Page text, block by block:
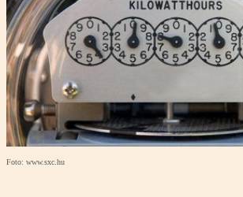
Foto: www.sxc.hu